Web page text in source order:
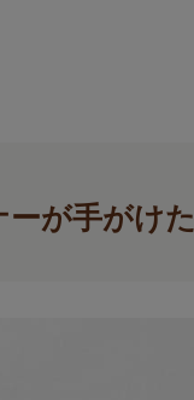
が手がけ